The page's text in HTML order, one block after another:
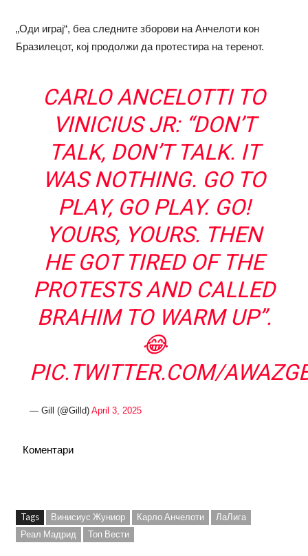
„Oди играј“, беа следните зборови на Анчелоти кон
Бразилецот, кој продолжи да протестира на теренот.
CARLO ANCELOTTI TO
VINICIUS JR: “DON’T
TALK, DON’T TALK. IT
WAS NOTHING. GO TO
PLAY, GO PLAY. GO!
YOURS, YOURS. THEN
HE GOT TIRED OF THE
PROTESTS AND CALLED
BRAHIM TO WARM UP”.
😂
PIC.TWITTER.COM/
— Gill (@Gilld) April 3, 2025
Коментари
Tags Винисиус Жуниор Карло Анчелоти
ЛаЛига
Реал Мадрид
Топ Вести